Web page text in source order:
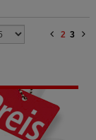
2 3